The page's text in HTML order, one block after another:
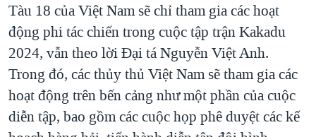
Tàu 18 của Việt Nam sẽ chỉ tham gia các hoạt
động phi tác chiến trong cuộc tập trận Kakadu
2024, vẫn theo lời Đại tá Nguyễn Việt Anh.
Trong đó, các thủy thủ Việt Nam sẽ tham gia các
hoạt động trên bến cảng như một phần của cuộc
diễn tập, bao gồm các cuộc họp phê duyệt các kế